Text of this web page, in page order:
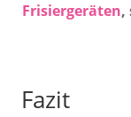
Frisiergeräten,
Fazit